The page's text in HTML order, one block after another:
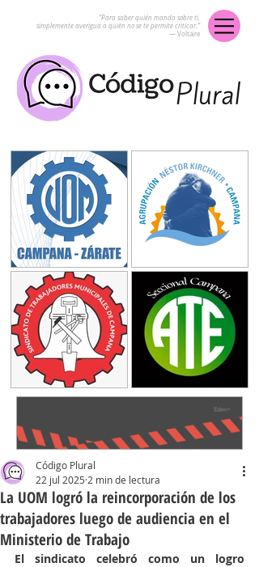
“Para saber quién manda sobre ti,
simplemente averigua a quién no se te permite criticar.”
― Voltaire
La UOM logró la reincorporación de los
trabajadores luego de audiencia en el
Ministerio de Trabajo
Código Plural
22 jul 2025 2 min de lectura
El sindicato celebró como un logro